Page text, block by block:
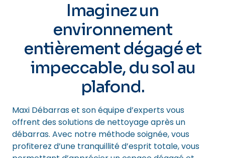
Imaginez un
environnement
entièrement dégagé et
impeccable, du sol au
plafond.
Maxi Débarras et son équipe d’experts vous
offrent des solutions de nettoyage après un
débarras. Avec notre méthode soignée, vous
profiterez d’une tranquillité d’esprit totale, vous